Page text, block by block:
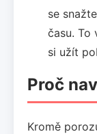
se
času. To
si užít
Proč
Kromě